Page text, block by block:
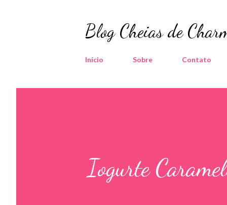
Blog Cheias de
Início Sobre Contato
Iogurte